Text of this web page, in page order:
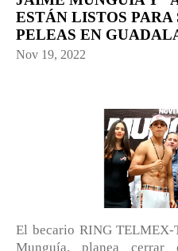
ESTÁN LISTOS PARA
PELEAS EN
Nov 19, 2022
El becario RING TELMEX-
Munguía, planea